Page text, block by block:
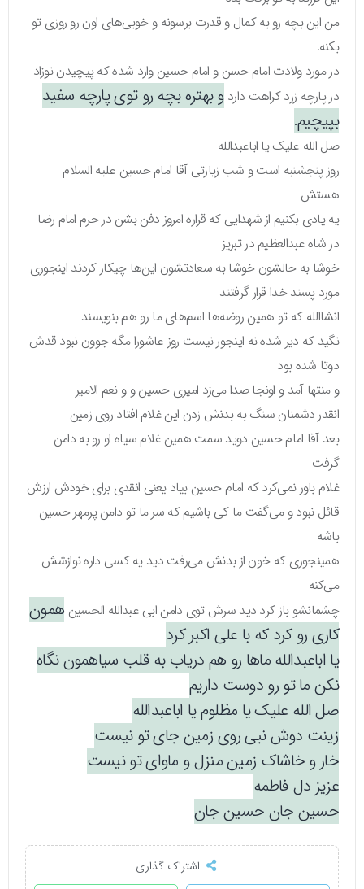
من این بچه رو به کمال و قدرت برسونه و خوبی‌های اون رو روزی تو
بکنه.
در مورد ولادت امام حسن و امام حسین وارد شده که پیچیدن نوزاد
در پارچه زرد کراهت داردو بهتره بچه رو توی پارچه سفید
بپیچیم.
صل الله علیک یا اباعبدالله
روز پنجشنبه است و شب زیارتی آقا امام حسین علیه السلام
هستش
یه یادی بکنیم از شهدایی که قراره امروز دفن بشن در حرم امام رضا
در شاه عبدالعظیم در تبریز
خوشا به حالشون خوشا به سعادتشون این‌ها چیکار کردند اینجوری
مورد پسند خدا قرار گرفتند
انشاالله که تو همین روضه‌ها اسم‌های ما رو هم بنویسند
نگید که دیر شده نه اینجور نیست روز عاشورا مگه جوون نبود قدش
دوتا شده بود
و منتها آمد و اونجا صدا می‌زد امیری حسین و و نعم الامیر
انقدر دشمنان سنگ به بدنش زدن این غلام افتاد روی زمین
بعد آقا امام حسین دوید سمت همین غلام سیاه او رو به دامن
گرفت
غلام باور نمی‌کرد که امام حسین بیاد یعنی انقدی برای خودش ارزش
قائل نبود و می‌گفت ما کی باشیم که سر ما تو دامن پرمهر حسین
باشه
همینجوری که خون از بدنش می‌رفت دید یه کسی داره نوازشش
می‌کنه
چشمانشو باز کرد دید سرش توی دامن ابی عبدالله الحسینهمون
کاری رو کرد که با علی اکبر کرد
یا اباعبدالله ماها رو هم دریاب به قلب سیاهمون نگاه
نکن ما تو رو دوست داریم
صل الله علیک یا مظلوم یا اباعبدالله
زینت دوش نبی روی زمین جای تو نیست
خار و خاشاک زمین منزل و ماوای تو نیست
عزیز دل فاطمه
حسین جان حسین جان
اشتراک گذاری